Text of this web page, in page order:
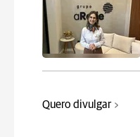
Quero divulgar